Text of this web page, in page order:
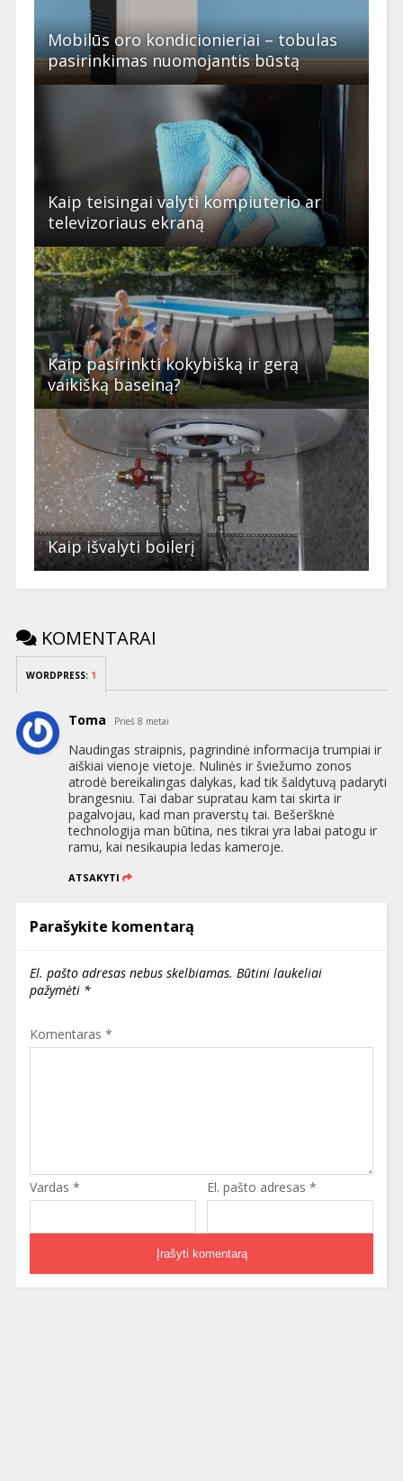
Mobilūs oro kondicionieriai – tobulas
pasirinkimas nuomojantis būstą
Kaip teisingai valyti kompiuterio ar
televizoriaus ekraną
Kaip pasirinkti kokybišką ir gerą
vaikišką baseiną?
Kaip išvalyti boilerį
KOMENTARAI
WORDPRESS: 1
Toma Prieš 8 metai
Naudingas straipnis, pagrindinė informacija trumpiai ir
aiškiai vienoje vietoje. Nulinės ir šviežumo zonos
atrodė bereikalingas dalykas, kad tik šaldytuvą padaryti
brangesniu. Tai dabar supratau kam tai skirta ir
pagalvojau, kad man praverstų tai. Bešeršknė
technologija man būtina, nes tikrai yra labai patogu ir
ramu, kai nesikaupia ledas kameroje.
ATSAKYTI
Parašykite komentarą
El. pašto adresas nebus skelbiamas. Būtini laukeliai
pažymėti *
Komentaras *
Vardas * El. pašto adresas *